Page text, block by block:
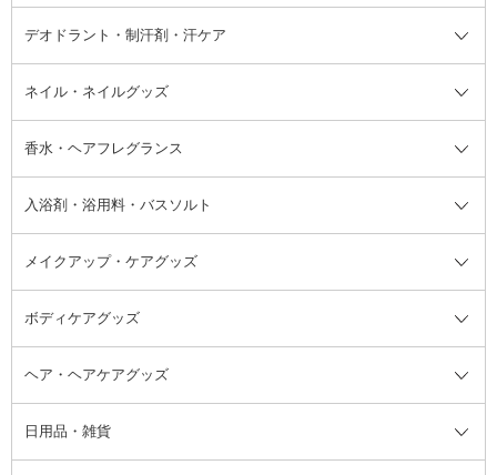
ブースター・導入液
洗い流すパック・マスク
リップクリーム・リップケア
顔用マッサージ料
アイブロウ・眉マスカラ
チーク
ハイライト・シェーディング
レッグ・フットケア
バストケア
ネイルケア
脱毛・除毛ケア
洗い流さないトリートメント
ヘアスタイリング剤
頭皮ケア・育毛剤
その他シャンプー・ヘアケア・ヘ
アスタイリング
日焼け対策・ケア全て
サンオイル・タンニング
その他日焼け対策・UVケア
デオドラント・制汗剤・汗ケア
デオドラント・制汗剤・汗ケア全
て
フット用デオドラント・制汗剤・
汗ケア
ネイル・ネイルグッズ
ネイル・ネイルグッズ全て
ジェルネイル
リムーバー・除光液
香水・ヘアフレグランス
香水・ヘアフレグランス全て
フレグランスミスト
その他香水・ヘアフレグランス
入浴剤・浴用料・バスソルト
入浴剤・浴用料・バスソルト全て
バスソルト
メイクアップ・ケアグッズ
メイクアップ・ケアグッズ全て
コットン・綿棒
洗顔グッズ
ボディケアグッズ
ボディケアグッズ全て
マッサージ・ボディケアグッズ
ヘア・ヘアケアグッズ
ヘア・ヘアケアグッズ全て
日用品・雑貨